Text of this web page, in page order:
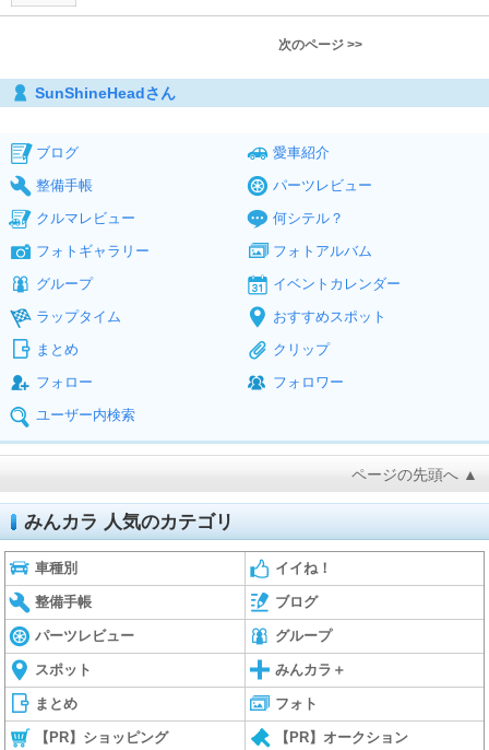
次のページ >>
SunShineHeadさん
ブログ
愛車紹介
整備手帳
パーツレビュー
クルマレビュー
何シテル？
フォトギャラリー
フォトアルバム
グループ
イベントカレンダー
ラップタイム
おすすめスポット
まとめ
クリップ
フォロー
フォロワー
ユーザー内検索
ページの先頭へ ▲
みんカラ 人気のカテゴリ
車種別 イイね！
整備手帳 ブログ
パーツレビュー グループ
スポット みんカラ＋
まとめ フォト
【PR】ショッピング 【PR】オークション